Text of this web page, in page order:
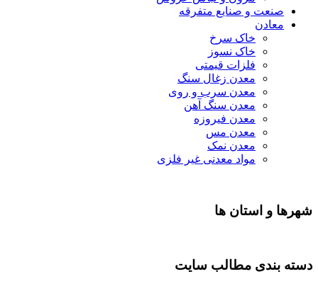
صنعت و صنایع متفرقه
معادن
خاک سرخ
خاک نسوز
فلزات قیمتی
معدن زغال سنگ
معدن سرب و روی
معدن سنگ آهن
معدن فیروزه
معدن مس
معدن نمک
مواد معدنی غیر فلزی
شهرها و استان ها
دسته بندی مطالب سایت